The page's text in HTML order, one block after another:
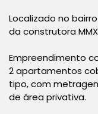
Localizado no
da construtora
Empreendimento
2 apartamentos
tipo, com
de área privativa.